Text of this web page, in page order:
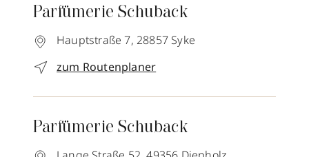
Parfümerie Schuback
Hauptstraße 7, 28857 Syke
zum Routenplaner
Parfümerie Schuback